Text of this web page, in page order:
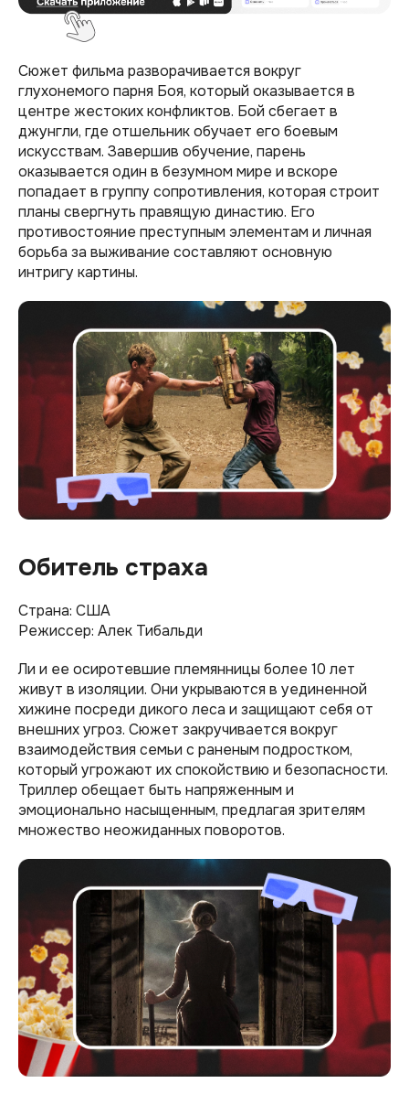
Сюжет фильма разворачивается вокруг
глухонемого парня Боя, который оказывается в
центре жестоких конфликтов. Бой сбегает в
джунгли, где отшельник обучает его боевым
искусствам. Завершив обучение, парень
оказывается один в безумном мире и вскоре
попадает в группу сопротивления, которая строит
планы свергнуть правящую династию. Его
противостояние преступным элементам и личная
борьба за выживание составляют основную
интригу картины.
Обитель страха
Страна: США
Режиссер: Алек Тибальди
Ли и ее осиротевшие племянницы более 10 лет
живут в изоляции. Они укрываются в уединенной
хижине посреди дикого леса и защищают себя от
внешних угроз. Сюжет закручивается вокруг
взаимодействия семьи с раненым подростком,
который угрожают их спокойствию и безопасности.
Триллер обещает быть напряженным и
эмоционально насыщенным, предлагая зрителям
множество неожиданных поворотов.